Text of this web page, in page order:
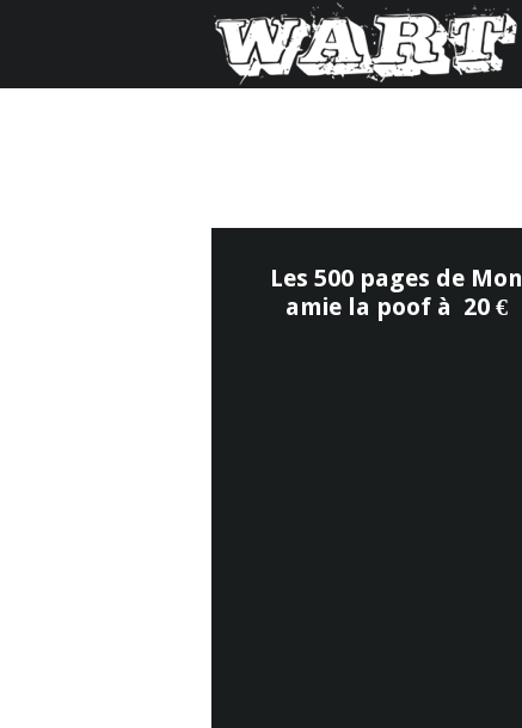
Les 500 pages de Mon
amie la poof à 20 €